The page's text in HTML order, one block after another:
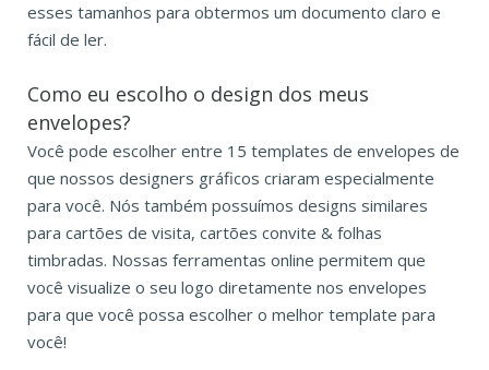
esses tamanhos para obtermos um documento claro e
fácil de ler.
Como eu escolho o design dos meus
envelopes?
Você pode escolher entre 15 templates de envelopes de
que nossos designers gráficos criaram especialmente
para você. Nós também possuímos designs similares
para cartões de visita, cartões convite & folhas
timbradas. Nossas ferramentas online permitem que
você visualize o seu logo diretamente nos envelopes
para que você possa escolher o melhor template para
você!